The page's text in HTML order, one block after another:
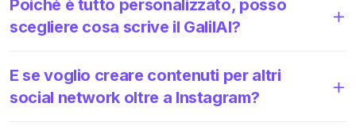
Poiché è tutto personalizzato, posso
scegliere cosa scrive il GalilAI?
E se voglio creare contenuti per altri
social network oltre a Instagram?